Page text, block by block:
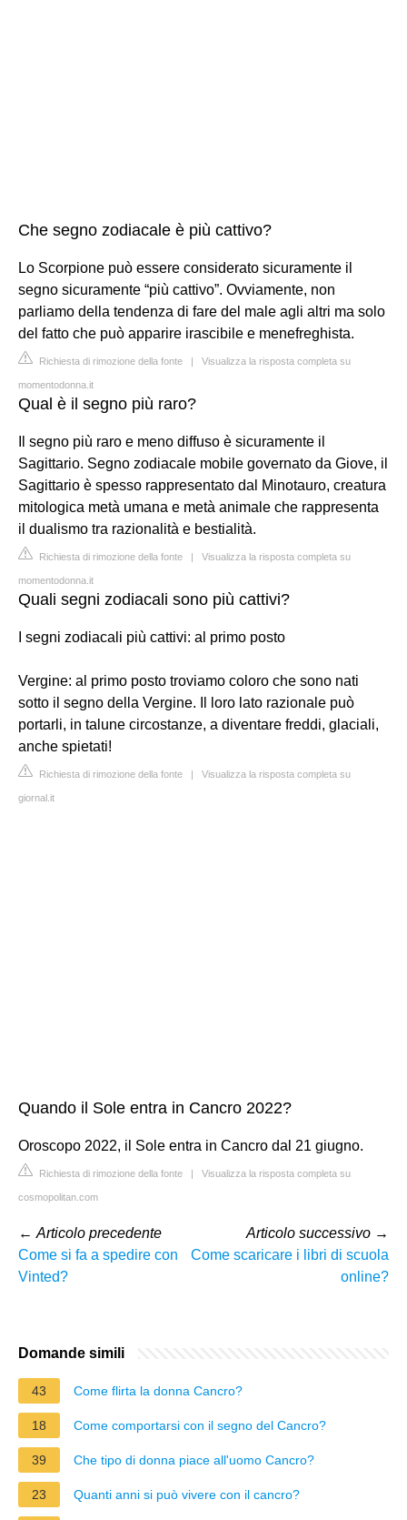
Che segno zodiacale è più cattivo?
Lo Scorpione può essere considerato sicuramente il
segno sicuramente “più cattivo”. Ovviamente, non
parliamo della tendenza di fare del male agli altri ma solo
del fatto che può apparire irascibile e menefreghista.
Richiesta di rimozione della fonte | Visualizza la risposta completa su
momentodonna.it
Qual è il segno più raro?
Il segno più raro e meno diffuso è sicuramente il
Sagittario. Segno zodiacale mobile governato da Giove, il
Sagittario è spesso rappresentato dal Minotauro, creatura
mitologica metà umana e metà animale che rappresenta
il dualismo tra razionalità e bestialità.
Richiesta di rimozione della fonte | Visualizza la risposta completa su
momentodonna.it
Quali segni zodiacali sono più cattivi?
I segni zodiacali più cattivi: al primo posto
Vergine: al primo posto troviamo coloro che sono nati
sotto il segno della Vergine. Il loro lato razionale può
portarli, in talune circostanze, a diventare freddi, glaciali,
anche spietati!
Richiesta di rimozione della fonte | Visualizza la risposta completa su
giornal.it
Quando il Sole entra in Cancro 2022?
Oroscopo 2022, il Sole entra in Cancro dal 21 giugno.
Richiesta di rimozione della fonte | Visualizza la risposta completa su
cosmopolitan.com
← Articolo precedente
Come si fa a spedire con
Vinted?
Articolo successivo →
Come scaricare i libri di scuola
online?
Domande simili
43 Come flirta la donna Cancro?
18 Come comportarsi con il segno del Cancro?
39 Che tipo di donna piace all'uomo Cancro?
23 Quanti anni si può vivere con il cancro?